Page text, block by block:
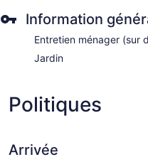
Information
Entretien ménager (sur
Jardin
Politiques
Arrivée